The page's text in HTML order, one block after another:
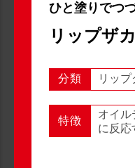
OTC新商品レポー
OTC新商品レ
ひと塗りでつ
リップザ
分類 リップ
特徴
オイル
に反応